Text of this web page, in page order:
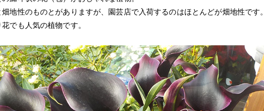
地性のものとがありますが、園芸店で入荷するのはほとんどが畑地性です。
でも人気の植物です。